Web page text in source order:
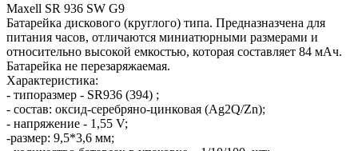
Maxell SR 936 SW G9
Батарейка дискового (круглого) типа. Предназназчена для
питания часов, отличаются миниатюрными размерами и
относительно высокой емкостью, которая составляет 84 мAч.
Батарейка не перезаряжаемая.
Характеристика:
- типоразмер - SR936 (394) ;
- состав: оксид-серебряно-цинковая (Ag2Q/Zn);
- напряжение - 1,55 V;
-размер: 9,5*3,6 мм;